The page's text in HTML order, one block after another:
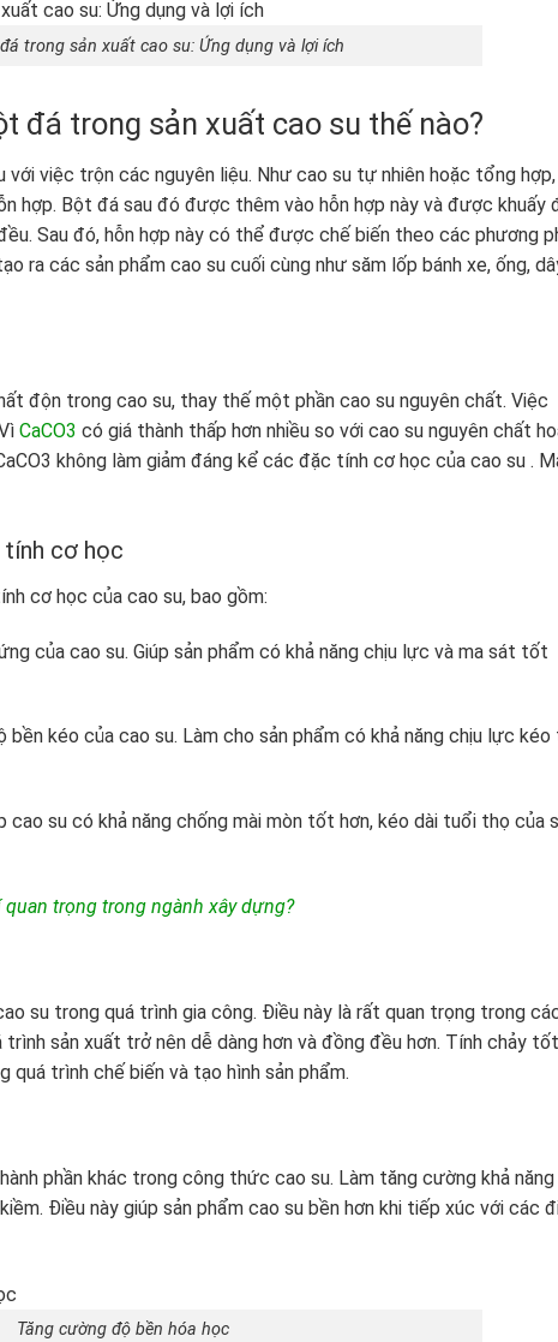
trong sản xuất cao su: Ứng dụng và lợi ích
đá trong sản xuất cao su thế nào?
việc trộn các nguyên liệu. Như cao su tự nhiên hoặc tổng hợp,
hợp. Bột đá sau đó được thêm vào hỗn hợp này và được khuấy
Sau đó, hỗn hợp này có thể được chế biến theo các phương
ra các sản phẩm cao su cuối cùng như săm lốp bánh xe, ống,
độn trong cao su, thay thế một phần cao su nguyên chất. Việc
CaCO3 có giá thành thấp hơn nhiều so với cao su nguyên chất
không làm giảm đáng kể các đặc tính cơ học của cao su .
cơ học
cơ học của cao su, bao gồm:
của cao su. Giúp sản phẩm có khả năng chịu lực và ma sát tốt
kéo của cao su. Làm cho sản phẩm có khả năng chịu lực
cao su có khả năng chống mài mòn tốt hơn, kéo dài tuổi thọ của
quan trọng trong ngành xây dựng?
su trong quá trình gia công. Điều này là rất quan trọng trong
trình sản xuất trở nên dễ dàng hơn và đồng đều hơn. Tính chảy tốt
quá trình chế biến và tạo hình sản phẩm.
phần khác trong công thức cao su. Làm tăng cường khả năng
Điều này giúp sản phẩm cao su bền hơn khi tiếp xúc với các
Tăng cường độ bền hóa học